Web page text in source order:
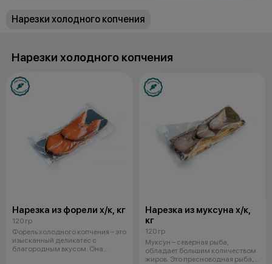
Нарезки холодного копчения
Нарезки холодного копчения
Нарезка из форели х/к, кг
120 гр
Форель холодного копчения – это
изысканный деликатес с
благородным вкусом. Она
Нарезка из муксуна х/к,
кг
120 гр
Муксун – северная рыба,
обладает большим количеством
жиров. Это пресноводная рыба,